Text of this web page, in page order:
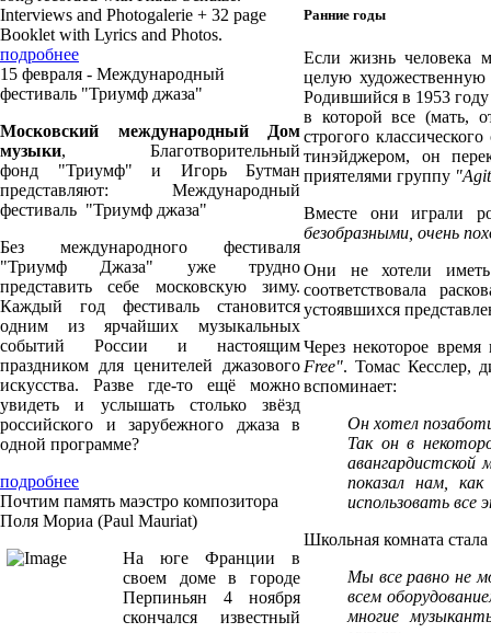
Interviews and Photogalerie + 32 page
Booklet with Lyrics and Photos.
подробнее
15 февраля - Международный
фестиваль "Триумф джаза"
Московский международный Дом
музыки, Благотворительный
фонд "Триумф" и Игорь Бутман
представляют: Международный
фестиваль "Триумф джаза"
Без международного фестиваля
"Триумф Джаза" уже трудно
представить себе московскую зиму.
Каждый год фестиваль становится
одним из ярчайших музыкальных
событий России и настоящим
праздником для ценителей джазового
искусства. Разве где-то ещё можно
увидеть и услышать столько звёзд
российского и зарубежного джаза в
одной программе?
подробнее
Почтим память маэстро композитора
Поля Мориа (Paul Mauriat)
На юге Франции в
своем доме в городе
Перпиньян 4 ноября
скончался известный
Ранние годы
Если жизнь человека
целую
Родившийся в 1953
в которой все (мать,
строгого
тинэйджером, он
приятелями группу
Вместе они играли
безобразными, очень
Они не хотели
соответствовала
устоявшихся
Через некоторое
Free". Томас Кесслер,
вспоминает:
Он хотел
Так он в
показал нам,
использовать все
Школьная комната
Мы все равно не
всем
многие